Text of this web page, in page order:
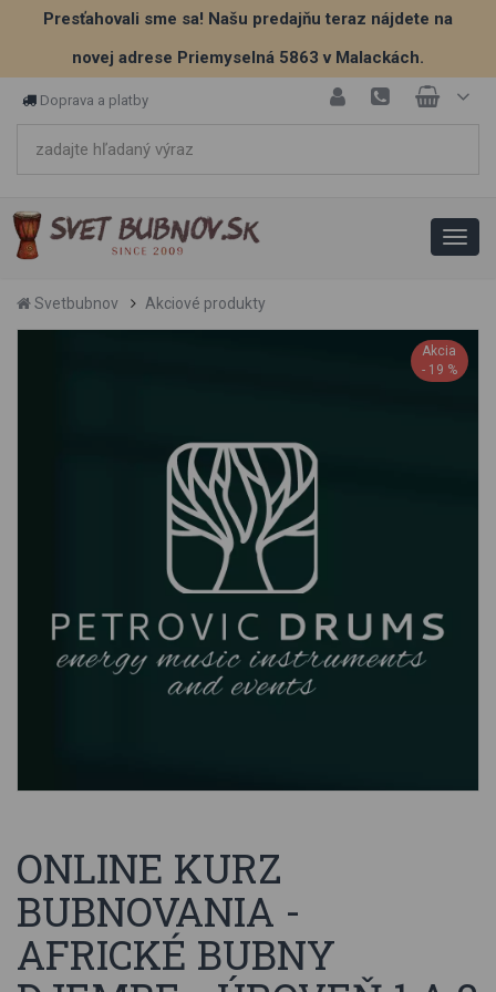
Presťahovali sme sa! Našu predajňu teraz nájdete na
novej adrese Priemyselná 5863 v Malackách.
Doprava a platby
Svetbubnov Akciové produkty
Akcia
- 19 %
ONLINE KURZ
BUBNOVANIA -
AFRICKÉ BUBNY